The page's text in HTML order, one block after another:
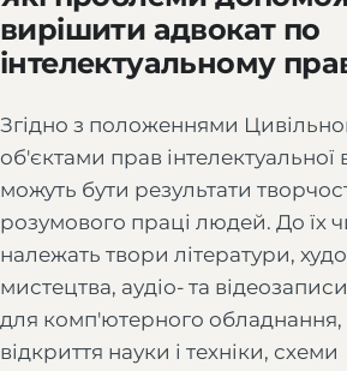
вирішити адвокат по
інтелектуальному
Згідно з положеннями
об'єктами прав інтелектуальної
можуть бути результати
розумового праці людей. До їх
належать твори літератури,
мистецтва, аудіо- та
для комп'ютерного обладнання,
відкриття науки і техніки, схеми